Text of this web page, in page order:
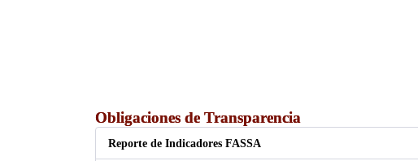
Obligaciones de Transparencia
Reporte de Indicadores FASSA